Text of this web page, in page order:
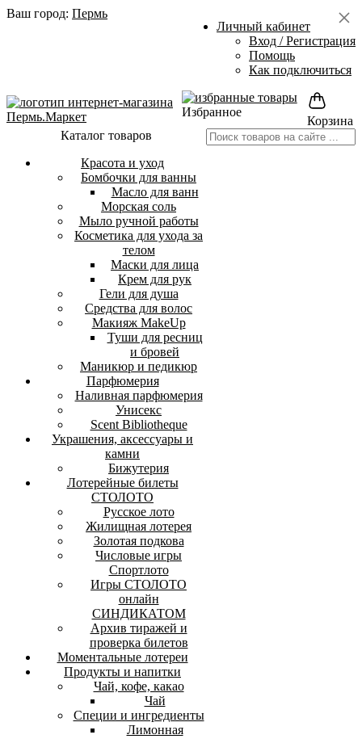
Ваш город: Пермь
Личный кабинет
Вход / Регистрация
Помощь
Как подключиться
Избранное
Корзина
Каталог товаров
Красота и уход
Бомбочки для ванны
Масло для ванн
Морская соль
Мыло ручной работы
Косметика для ухода за
телом
Маски для лица
Крем для рук
Гели для душа
Средства для волос
Макияж MakeUp
Туши для ресниц
и бровей
Маникюр и педикюр
Парфюмерия
Наливная парфюмерия
Унисекс
Scent Bibliotheque
Украшения, аксессуары и
камни
Бижутерия
Лотерейные билеты
СТОЛОТО
Русское лото
Жилищная лотерея
Золотая подкова
Числовые игры
Спортлото
Игры СТОЛОТО
онлайн
СИНДИКАТОМ
Архив тиражей и
проверка билетов
Моментальные лотереи
Продукты и напитки
Чай, кофе, какао
Чай
Специи и ингредиенты
Лимонная